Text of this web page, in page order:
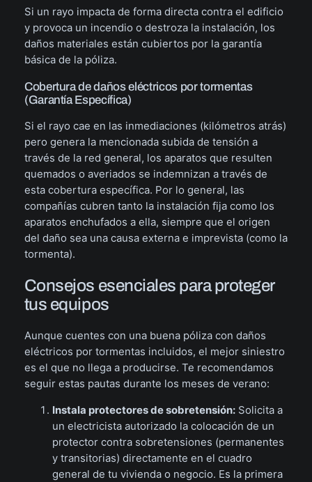
Si un rayo impacta de forma directa contra el edificio
y provoca un incendio o destroza la instalación, los
daños materiales están cubiertos por la garantía
básica de la póliza.
Cobertura de daños eléctricos por tormentas
(Garantía Específica)
Si el rayo cae en las inmediaciones (kilómetros atrás)
pero genera la mencionada subida de tensión a
través de la red general, los aparatos que resulten
quemados o averiados se indemnizan a través de
esta cobertura específica. Por lo general, las
compañías cubren tanto la instalación fija como los
aparatos enchufados a ella, siempre que el origen
del daño sea una causa externa e imprevista (como la
tormenta).
Consejos esenciales para proteger
tus equipos
Aunque cuentes con una buena póliza con daños
eléctricos por tormentas incluidos, el mejor siniestro
es el que no llega a producirse. Te recomendamos
seguir estas pautas durante los meses de verano:
Instala protectores de sobretensión:Solicita a
un electricista autorizado la colocación de un
protector contra sobretensiones (permanentes
y transitorias) directamente en el cuadro
general de tu vivienda o negocio. Es la primera